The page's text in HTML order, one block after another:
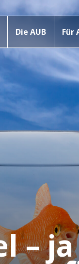
Die AUB Für
–